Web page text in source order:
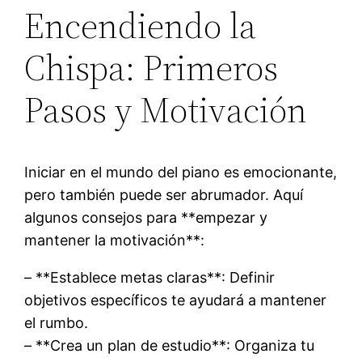
Encendiendo la
Chispa: Primeros
Pasos y Motivación
Iniciar en el mundo del piano es emocionante,
pero también puede ser abrumador. Aquí
algunos consejos para **empezar y
mantener la motivación**:
– **Establece metas claras**: Definir
objetivos específicos te ayudará a mantener
el rumbo.
– **Crea un plan de estudio**: Organiza tu